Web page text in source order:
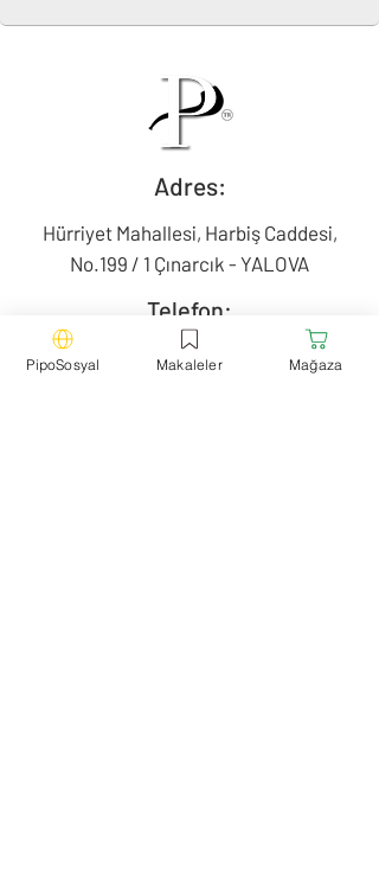
Adres:
Hürriyet Mahallesi, Harbiş Caddesi,
No.199 / 1 Çınarcık - YALOVA
Telefon:
+90 554 114 92 13
PipoSosyal Makaleler Mağaza